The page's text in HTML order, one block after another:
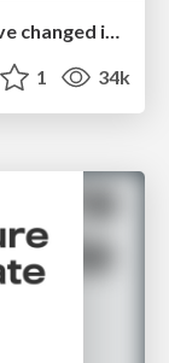
How Software Deployment tools have changed in the past 20 years
1 34k